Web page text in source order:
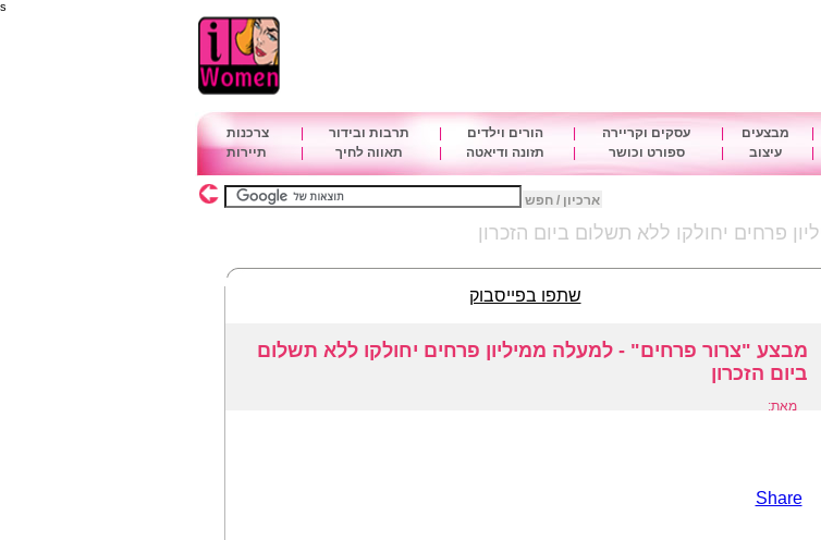
s
מבצעים עסקים וקריירה הורים וילדים תרבות ובידור
צרכנות
עיצוב ספורט וכושר תזונה ודיאטה תאווה לחיך תיירות
ארכיון / חפש
פרחים יחולקו ללא תשלום ביום הזכרון
שתפו בפייסבוק
מבצע "צרור פרחים" - למעלה ממיליון פרחים יחולקו ללא תשלום
ביום הזכרון
מאת:
Share